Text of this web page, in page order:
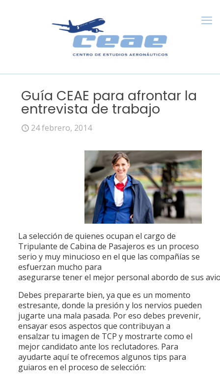
Guía CEAE para afrontar la
entrevista de trabajo
24 febrero, 2014
La selección de quienes ocupan el cargo de
Tripulante de Cabina de Pasajeros es un proceso
serio y muy minucioso en el que las compañías se
esfuerzan mucho para
asegurarse tener el mejor personal abordo de sus
Debes prepararte bien, ya que es un momento
estresante, donde la presión y los nervios pueden
jugarte una mala pasada. Por eso debes prevenir,
ensayar esos aspectos que contribuyan a
ensalzar tu imagen de TCP y mostrarte como el
mejor candidato ante los reclutadores. Para
ayudarte aquí te ofrecemos algunos tips para
guiaros en el proceso de selección: